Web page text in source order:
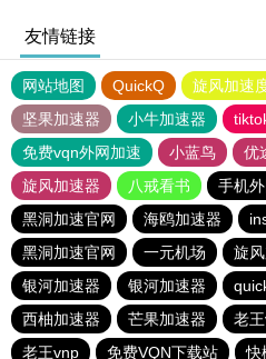
友情链接
网站地图 QuickQ 旋风加速
坚果加速器
小牛加速器
免费vqn外网加速
小蓝鸟 优
旋风加速器
八戒看书 手机
黑洞加速官网
海鸥加速器
黑洞加速官网
一元机场 旋
银河加速器
银河加速器
西柚加速器
芒果加速器 老
老王vnp
免费VQN下载站 快